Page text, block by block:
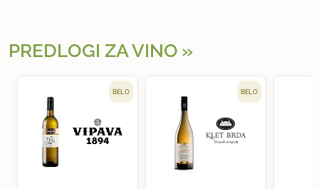
PREDLOGI ZA VINO
BELO BELO